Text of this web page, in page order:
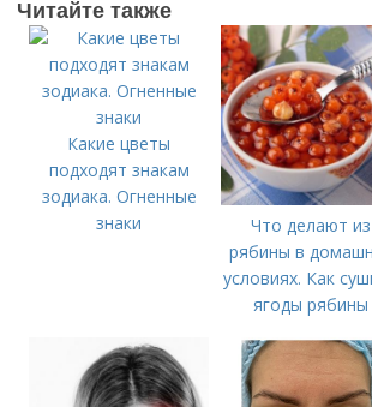
Читайте также
Какие цветы
подходят знакам
зодиака. Огненные
знаки
Что делают из
рябины в
условиях. Как
ягоды рябины